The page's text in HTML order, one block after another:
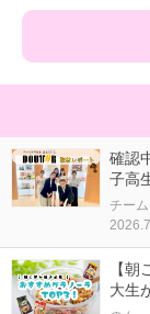
確認
子高
チー
【
大生